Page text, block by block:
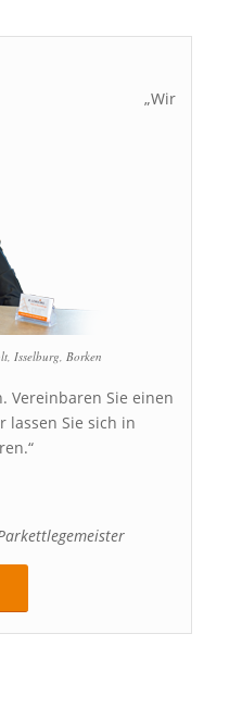
Isselburg, Borken
„Wir
Vereinbaren Sie einen
lassen Sie sich in